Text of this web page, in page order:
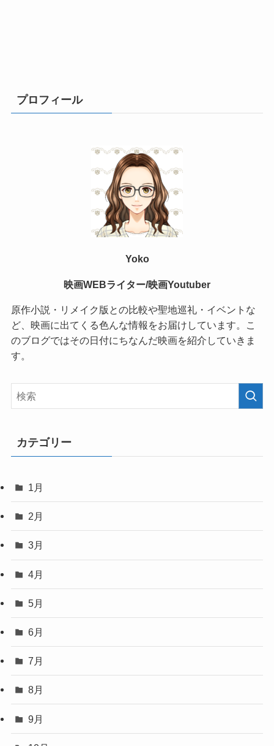
プロフィール
Yoko
映画WEBライター/映画Youtuber
原作小説・リメイク版との比較や聖地巡礼・イベントな
ど、映画に出てくる色んな情報をお届けしています。こ
のブログではその日付にちなんだ映画を紹介していきま
す。
カテゴリー
1月
2月
3月
4月
5月
6月
7月
8月
9月